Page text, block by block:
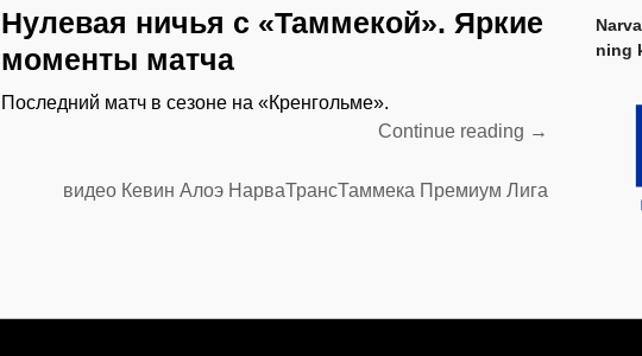
сборную
тура
Лиги”
Нулевая ничья с «Таммекой». Яркие
моменты матча
Последний матч в сезоне на «Кренгольме».
Continue reading “Нулевая
с
«Таммекой».
→
видео Кевин Алоэ НарваТрансТаммека Премиум Лига
ning